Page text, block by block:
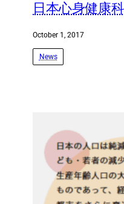
日本心身健康
October 1, 2017
News